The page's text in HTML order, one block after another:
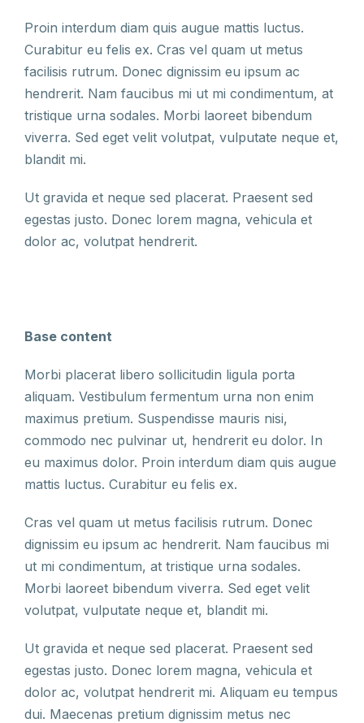
Proin interdum diam quis augue mattis luctus.
Curabitur eu felis ex. Cras vel quam ut metus
facilisis rutrum. Donec dignissim eu ipsum ac
hendrerit. Nam faucibus mi ut mi condimentum, at
tristique urna sodales. Morbi laoreet bibendum
viverra. Sed eget velit volutpat, vulputate neque et,
blandit mi.
Ut gravida et neque sed placerat. Praesent sed
egestas justo. Donec lorem magna, vehicula et
dolor ac, volutpat hendrerit.
Base content
Morbi placerat libero sollicitudin ligula porta
aliquam. Vestibulum fermentum urna non enim
maximus pretium. Suspendisse mauris nisi,
commodo nec pulvinar ut, hendrerit eu dolor. In
eu maximus dolor. Proin interdum diam quis augue
mattis luctus. Curabitur eu felis ex.
Cras vel quam ut metus facilisis rutrum. Donec
dignissim eu ipsum ac hendrerit. Nam faucibus mi
ut mi condimentum, at tristique urna sodales.
Morbi laoreet bibendum viverra. Sed eget velit
volutpat, vulputate neque et, blandit mi.
Ut gravida et neque sed placerat. Praesent sed
egestas justo. Donec lorem magna, vehicula et
dolor ac, volutpat hendrerit mi. Aliquam eu tempus
dui. Maecenas pretium dignissim metus nec